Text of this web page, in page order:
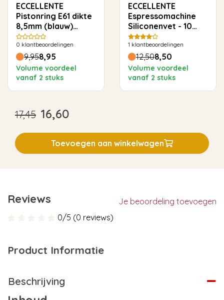
ECCELLENTE
Pistonring E61 dikte
8,5mm (blauw)
geschikt voor oa
Faema Rocket Kees
Isomac Quickmill etc
0 klantbeoordelingen
9,958,95
Volume voordeel
vanaf 2 stuks
ECCELLENTE
Espressomachine
Siliconenvet - 10
gram
1 klantbeoordelingen
12,508,50
Volume voordeel
vanaf 2 stuks
17,45 16,60
Toevoegen aan winkelwagen
Reviews
Je beoordeling toevoegen
0/5 (0 reviews)
Product Informatie
Beschrijving